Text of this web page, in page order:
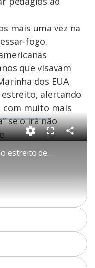
mais uma vez na
fogo.
que visavam
dos EUA
alertando
com muito mais
se o Irã não
Irã denuncia ataques no estreito de Ormuz
F
l
C
o